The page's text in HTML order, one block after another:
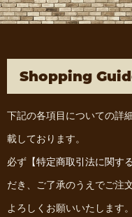
Shopping
下記の各項目についての詳
載しております。
必ず 【特定商取引法に関す
だき、ご了承のうえでご注
よろしくお願いいたします。